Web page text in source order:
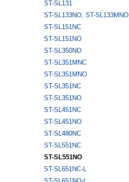
ST-SL131
ST-SL133NO, ST-SL133MNO
ST-SL151NC
ST-SL151NO
ST-SL350NO
ST-SL351MNC
ST-SL351MNO
ST-SL351NC
ST-SL351NO
ST-SL451NC
ST-SL451NO
ST-SL480NC
ST-SL551NC
ST-SL551NO
ST-SL651NC-L